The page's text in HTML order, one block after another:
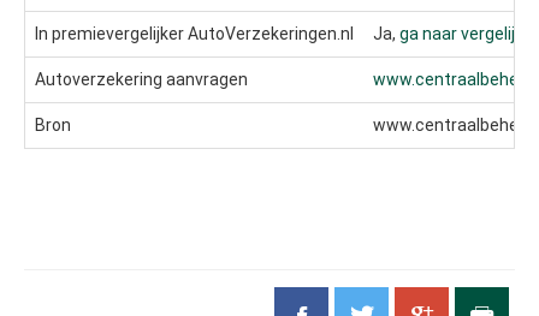
In premievergelijker AutoVerzekeringen.nl Ja, ga naar vergelijker
Autoverzekering aanvragen
Bron